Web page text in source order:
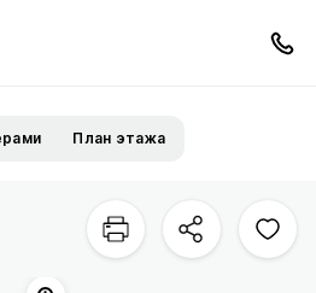
План этажа